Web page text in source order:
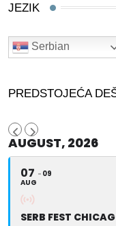
JEZIK
Serbian
PREDSTOJEĆA
AUGUST, 2026
07
AUG
09
SERB FEST